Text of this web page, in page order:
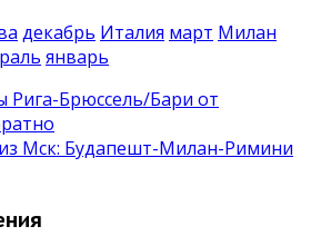
декабрь Италия март Милан
январь
Рига-Брюссель/Бари от
Мск: Будапешт-Милан-Римини